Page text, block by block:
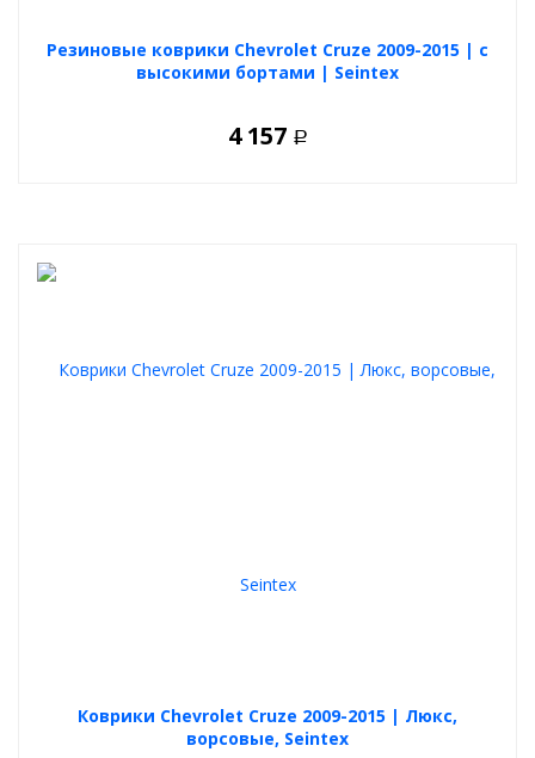
Резиновые коврики Chevrolet Cruze 2009-2015 | с
высокими бортами | Seintex
4 157 Р
Коврики Chevrolet Cruze 2009-2015 | Люкс,
ворсовые, Seintex